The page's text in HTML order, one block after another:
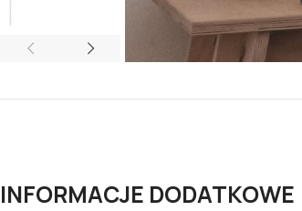
INFORMACJE DODATKOWE